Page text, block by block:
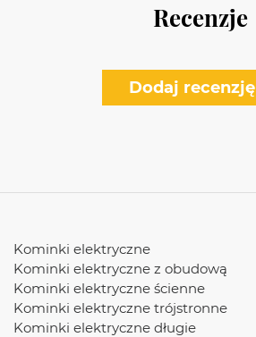
Recenzje
Dodaj recenzję
Kominki elektryczne
Kominki elektryczne z obudową
Kominki elektryczne ścienne
Kominki elektryczne trójstronne
Kominki elektryczne długie